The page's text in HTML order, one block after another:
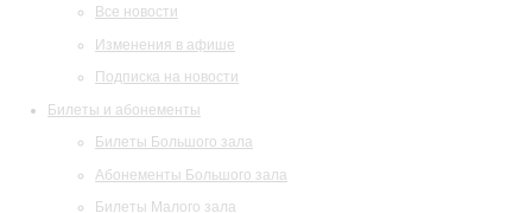
Все новости
Изменения в афише
Подписка на новости
Билеты и абонементы
Билеты Большого зала
Абонементы Большого зала
Билеты Малого зала